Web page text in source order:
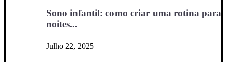
Sono infantil: como criar uma rotina para
noites...
Julho 22, 2025